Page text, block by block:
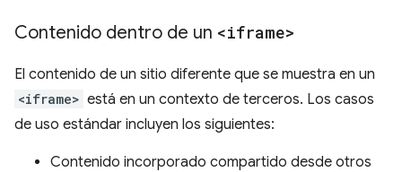
Contenido dentro de un <iframe>
El contenido de un sitio diferente que se muestra en un
<iframe> está en un contexto de terceros. Los casos
de uso estándar incluyen los siguientes:
Contenido incorporado compartido desde otros